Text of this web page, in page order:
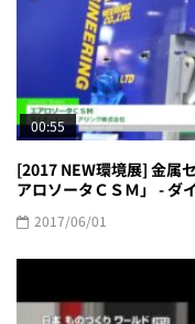
00:55
[2017 NEW環境展] 金属
アロソータＣＳＭ」 - ダ
2017/06/01